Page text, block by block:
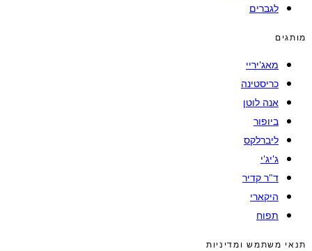
לגברים
מותגים
מאג'יריי
כריסטינה
אנה לוטן
ביופור
ליברלקס
ג'יג'י
ד"ר קדיר
היקארי
תפוח
תנאי משתמש ומדיניות